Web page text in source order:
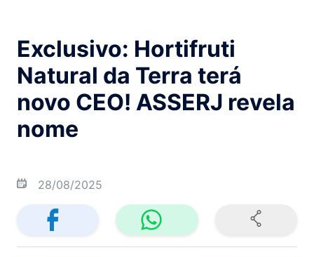
Exclusivo: Hortifruti
Natural da Terra terá
novo CEO! ASSERJ revela
nome
28/08/2025